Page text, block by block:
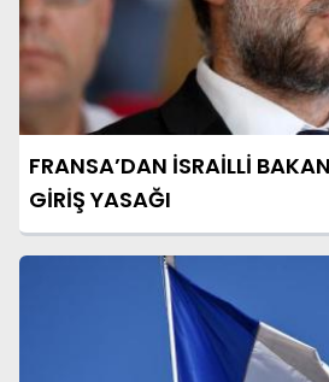
FRANSA’DAN İSRAİLLİ
GİRİŞ YASAĞI